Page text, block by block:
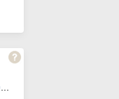
Wie viele Rentner und Pensionäre gibt es in Deutschland aktuell?